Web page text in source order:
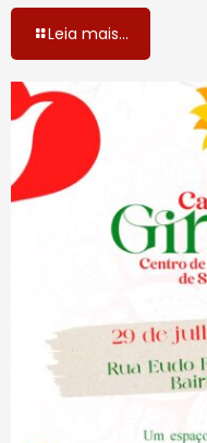
Leia mais...